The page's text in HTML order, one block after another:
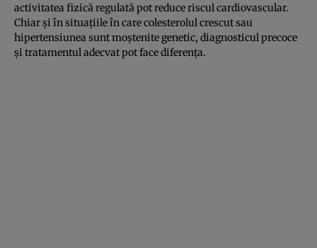
activitatea fizică regulată pot reduce riscul cardiovascular.
Chiar și în situațiile în care colesterolul crescut sau
hipertensiunea sunt moștenite genetic, diagnosticul precoce
și tratamentul adecvat pot face diferența.